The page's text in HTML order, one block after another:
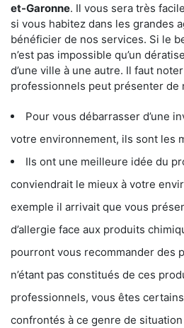
et-Garonne. Il vous sera très
si vous habitez dans les grandes
bénéficier de nos services. Si le
n’est pas impossible qu’un
d’une ville à une autre. Il faut
professionnels peut présenter de
Pour vous débarrasser d’une
votre environnement, ils sont les
Ils ont une meilleure idée du
conviendrait le mieux à votre
exemple il arrivait que vous
d’allergie face aux produits
pourront vous recommander des
n’étant pas constitués de ces
professionnels, vous êtes
confrontés à ce genre de situation